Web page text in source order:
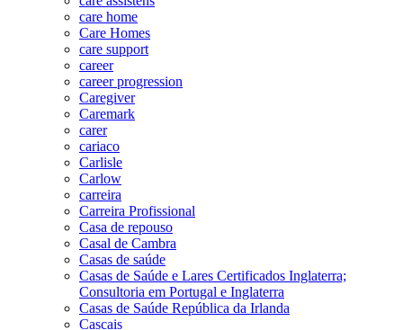
care home
Care Homes
care support
career
career progression
Caregiver
Caremark
carer
cariaco
Carlisle
Carlow
carreira
Carreira Profissional
Casa de repouso
Casal de Cambra
Casas de saúde
Casas de Saúde e Lares Certificados Inglaterra;
Consultoria em Portugal e Inglaterra
Casas de Saúde República da Irlanda
Cascais